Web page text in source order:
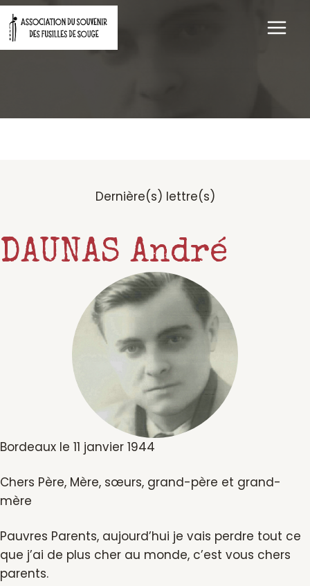
Aller
au
contenu
Dernière(s) lettre(s)
DAUNAS André
Bordeaux le 11 janvier 1944
Chers Père, Mère, sœurs, grand-père et grand-
mère
Pauvres Parents, aujourd’hui je vais perdre tout ce
que j’ai de plus cher au monde, c’est vous chers
parents.